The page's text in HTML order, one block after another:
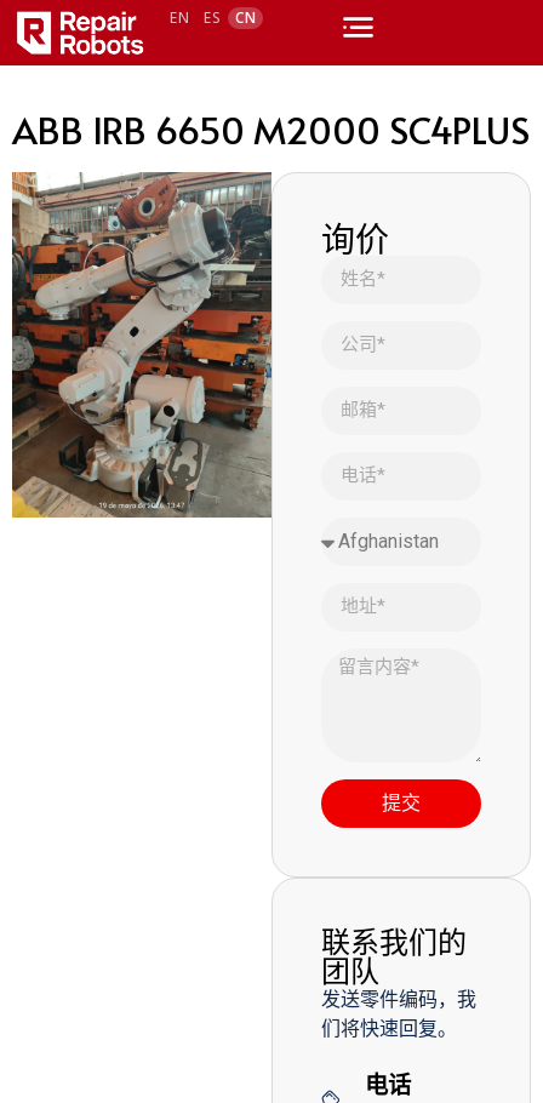
EN ES CN
ABB IRB 6650 M2000 SC4PLUS
询价
提交
联系我们的
团队
发送零件编码，我
们将快速回复。
电话